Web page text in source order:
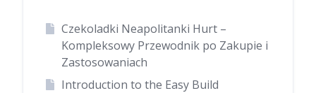
Czekoladki Neapolitanki Hurt –
Kompleksowy Przewodnik po Zakupie i
Zastosowaniach
Introduction to the Easy Build